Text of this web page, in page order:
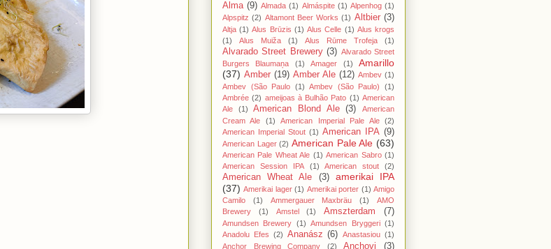
Alma (9) Almada (1) Almáspite (1) Alpenhog (1)
Alpspitz (2) Altamont Beer Works (1) Altbier (3)
Altja (1) Alus Brūzis (1) Alus Celle (1) Alus krogs
(1)
Alus Muiža (1) Alus Rūme Trofeja (1)
Alvarado Street Brewery (3) Alvarado Street
Burgers Blaumaņa
(1) Amager (1)
Amarillo
(37) Amber (19) Amber Ale (12) Ambev (1)
Ambev (São Paulo (1) Ambev (São Paulo)
(1)
Ambrée (2) ameijoas à Bulhão Pato (1) American
Ale
(1) American Blond Ale (3)
American
Cream Ale
(1) American Imperial Pale Ale
(2)
American Imperial Stout (1) American IPA (9)
American Lager (2) American Pale Ale (63)
American Pale Wheat Ale (1) American Sabro (1)
American Session IPA
(1) American stout (2)
American Wheat Ale (3)
amerikai IPA
(37) Amerikai lager (1) Amerikai porter (1) Amigo
Camilo
(1) Ammergauer Maxbräu (1)
AMO
Brewery
(1) Amstel (1) Amszterdam (7)
Amundsen Brewery (1) Amundsen Bryggeri (1)
Anadolu Efes (2) Ananász (6) Anastasiou (1)
Anchor Brewing Company
(2) Anchovi (3)